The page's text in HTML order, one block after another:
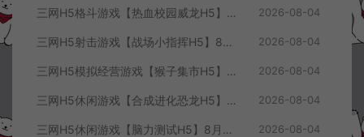
三网H5格斗游戏【热血校园威龙H5】8月最新整理Linux手工服务端+Win一键服务端+解压即玩+简易安卓客户端+详细搭建教程 2026-08-04
三网H5射击游戏【战场小指挥H5】8月最新整理Linux手工服务端+Win一键服务端+解压即玩+简易安卓客户端+详细搭建教程 2026-08-04
三网H5模拟经营游戏【猴子集市H5】8月最新整理Linux手工服务端+Win一键服务端+解压即玩+简易安卓客户端+详细搭建教程 2026-08-04
三网H5休闲游戏【合成进化恐龙H5】8月最新整理Linux手工服务端+Win一键服务端+解压即玩+简易安卓客户端+详细搭建教程 2026-08-04
三网H5休闲游戏【脑力测试H5】8月最新整理Linux手工服务端+Win一键服务端+解压即玩+简易安卓客户端+详细搭建教程 2026-08-04